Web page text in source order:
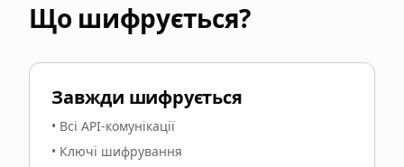
Що шифрується?
Завжди шифрується
• Всі API-комунікації
• Ключі шифрування